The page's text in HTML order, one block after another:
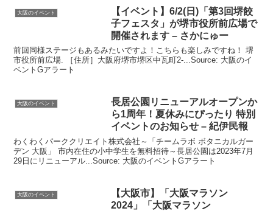
大阪のイベント 【イベント 】6/2(日)「第3回堺餃
子フェスタ」が堺市役所前広場で
開催されます – さかにゅー
前回同様ステージもあるみたいですよ！こちらも楽しみですね！ 堺
市役所前広場. ［住所］大阪府堺市堺区中瓦町2-...Source: 大阪のイ
ベントGアラート
大阪のイベント
長居公園リニューアルオープンか
ら1周年！夏休みにぴったり 特別
イベントのお知らせ – 紀伊民報
わくわくパーククリエイト株式会社～「チームラボ ボタニカルガー
デン 大阪」 市内在住の小中学生を無料招待～長居公園は2023年7月
29日にリニューアル...Source: 大阪のイベントGアラート
大阪のイベント 【大阪市】「 大阪マラソン
2024」「 大阪マラソン